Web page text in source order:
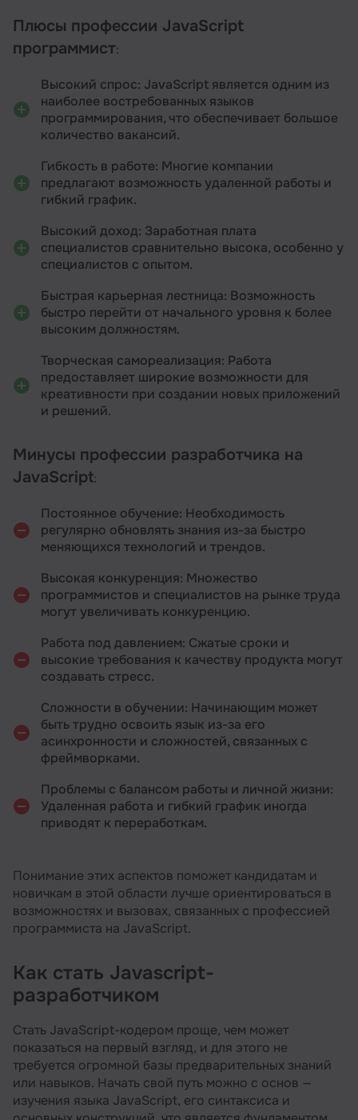
Плюсы профессии JavaScript
программист:
Высокий спрос: JavaScript является одним из
наиболее востребованных языков
программирования, что обеспечивает большое
количество вакансий.
Гибкость в работе: Многие компании
предлагают возможность удаленной работы и
гибкий график.
Высокий доход: Заработная плата
специалистов сравнительно высока, особенно у
специалистов с опытом.
Быстрая карьерная лестница: Возможность
быстро перейти от начального уровня к более
высоким должностям.
Творческая самореализация: Работа
предоставляет широкие возможности для
креативности при создании новых приложений
и решений.
Минусы профессии разработчика на
JavaScript:
Постоянное обучение: Необходимость
регулярно обновлять знания из-за быстро
меняющихся технологий и трендов.
Высокая конкуренция: Множество
программистов и специалистов на рынке труда
могут увеличивать конкуренцию.
Работа под давлением: Сжатые сроки и
высокие требования к качеству продукта могут
создавать стресс.
Сложности в обучении: Начинающим может
быть трудно освоить язык из-за его
асинхронности и сложностей, связанных с
фреймворками.
Проблемы с балансом работы и личной жизни:
Удаленная работа и гибкий график иногда
приводят к переработкам.
Понимание этих аспектов поможет кандидатам и
новичкам в этой области лучше ориентироваться в
возможностях и вызовах, связанных с профессией
программиста на JavaScript.
Как стать Javascript-
разработчиком
Стать JavaScript-кодером проще, чем может
показаться на первый взгляд, и для этого не
требуется огромной базы предварительных знаний
или навыков. Начать свой путь можно с основ —
изучения языка JavaScript, его синтаксиса и